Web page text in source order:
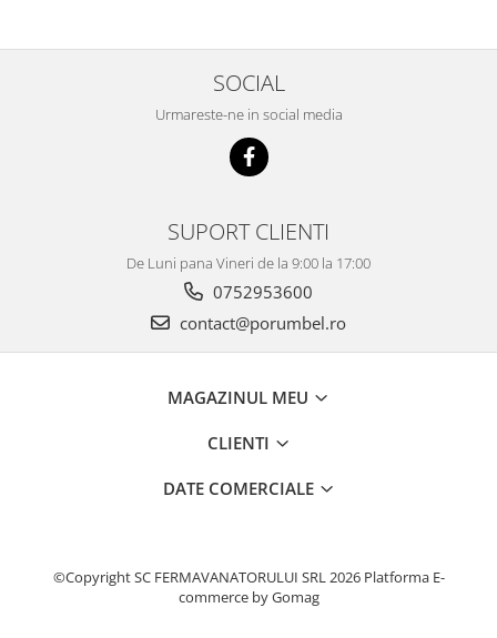
SOCIAL
Urmareste-ne in social media
SUPORT CLIENTI
De Luni pana Vineri de la 9:00 la 17:00
0752953600
contact@porumbel.ro
MAGAZINUL MEU
CLIENTI
DATE COMERCIALE
©Copyright SC FERMAVANATORULUI SRL 2026 Platforma E-
commerce by Gomag